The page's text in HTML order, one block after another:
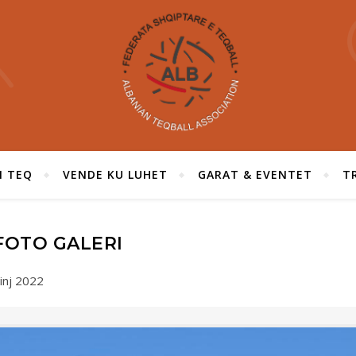
TEQ VENDE KU LUHET GARAT & EVENTET
GALERI
2022